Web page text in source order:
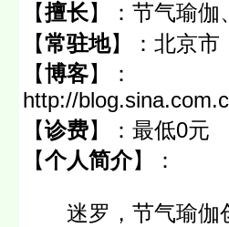
【擅长】： 节气瑜伽
【常驻地】： 北京市
【博客】：
http://
【诊费】： 最低0元
【个人简介】：
迷罗，节气瑜伽创